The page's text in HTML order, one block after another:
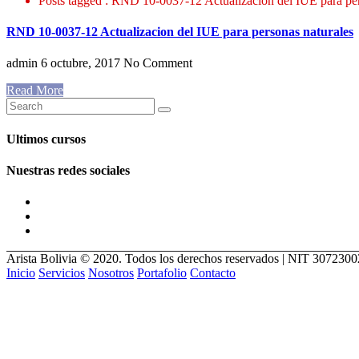
RND 10-0037-12 Actualizacion del IUE para personas naturales
admin 6 octubre, 2017 No Comment
Read More
Ultimos cursos
Nuestras redes sociales
Arista Bolivia © 2020. Todos los derechos reservados | NIT
Inicio Servicios Nosotros Portafolio Contacto